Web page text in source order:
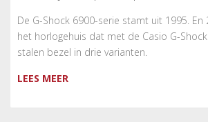
De G-Shock 6900-serie stamt uit 1995. En
het horlogehuis dat met de Casio G-
stalen bezel in drie varianten.
LEES MEER